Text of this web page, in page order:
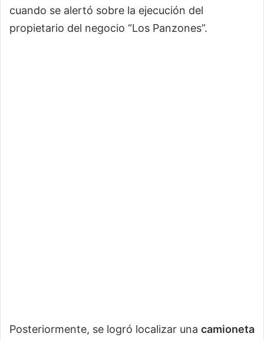
cuando se alertó sobre la ejecución del
propietario del negocio “Los Panzones”.
Posteriormente, se logró localizar una camioneta